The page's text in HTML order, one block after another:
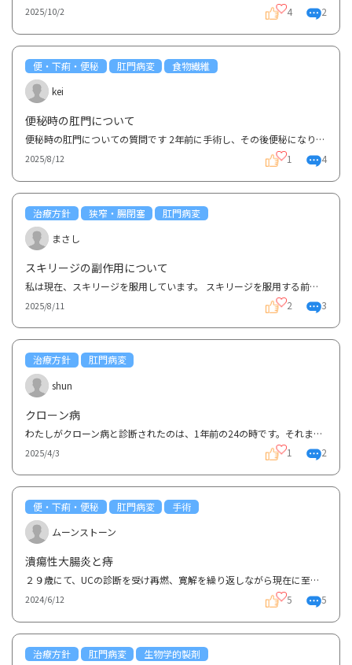
2025/10/2 4 2
便・下痢・便秘 肛門病変
食物繊維
kei
便秘時の肛門について
便秘時の肛門についての質問です 2年前に手術し、その後便秘になりました。 それから下剤リンゼスを使...
2025/8/12 1 4
治療方針 狭窄・腸閉塞
肛門病変
まさし
スキリージの副作用について
私は現在、スキリージを服用しています。 スキリージを服用する前はリンヴォック、それより前はヒュミ...
2025/8/11 2 3
治療方針
肛門病変
shun
クローン病
わたしがクローン病と診断されたのは、1年前の24の時です。それまで痔の症状があり。何度か病院に通い坐...
2025/4/3 1 2
便・下痢・便秘 肛門病変
手術
ムーンストーン
潰瘍性大腸炎と痔
２９歳にて、UCの診断を受け再燃、寛解を繰り返しながら現在に至りますUC診断前から痔はありましたが、...
2024/6/12 5 5
治療方針 肛門病変
生物学的製剤